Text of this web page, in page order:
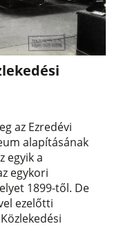
az Ezredévi
alapításának
egyik a
egykori
1899-től. De
ezelőtti